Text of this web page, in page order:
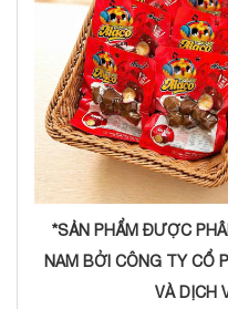
*SẢN PHẨM ĐƯỢC
NAM BỞI CÔNG TY CỔ
VÀ DỊCH